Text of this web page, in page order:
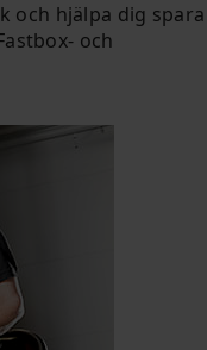
och hjälpa dig spara
och